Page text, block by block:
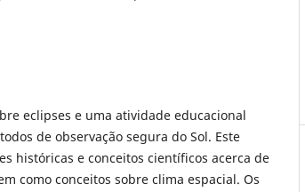
eclipses e uma atividade educacional
de observação segura do Sol. Este
históricas e conceitos científicos acerca de
como conceitos sobre clima espacial. Os